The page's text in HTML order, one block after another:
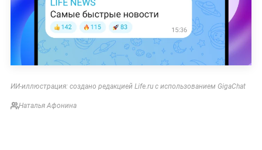
ИИ-иллюстрация: создано редакцией Life.ru с использованием GigaChat
Наталья Афонина